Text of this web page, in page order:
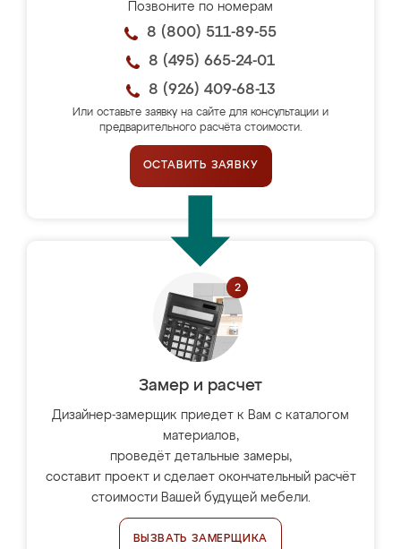
Позвоните по номерам
8 (800) 511-89-55
8 (495) 665-24-01
8 (926) 409-68-13
Или оставьте заявку на сайте для консультации и
предварительного расчёта стоимости.
ОСТАВИТЬ ЗАЯВКУ
Замер и расчет
Дизайнер-замерщик приедет к Вам с каталогом
материалов,
проведёт детальные замеры,
составит проект и сделает окончательный расчёт
стоимости Вашей будущей мебели.
ВЫЗВАТЬ ЗАМЕРЩИКА